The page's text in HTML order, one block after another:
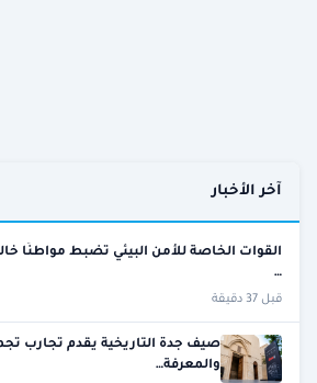
آخر الأخبار
القوات الخاصة للأمن البيئي تضبط مواطنًا
…
قبل 37 دقيقة
صيف جدة التاريخية يقدم تجارب
والمعرفة…